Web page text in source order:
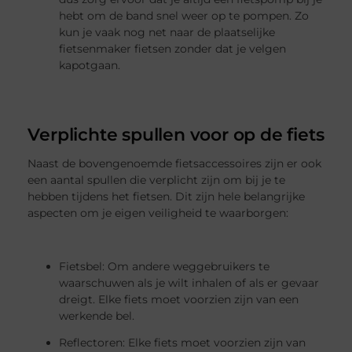
hebt om de band snel weer op te pompen. Zo
kun je vaak nog net naar de plaatselijke
fietsenmaker fietsen zonder dat je velgen
kapotgaan.
Verplichte spullen voor op de fiets
Naast de bovengenoemde fietsaccessoires zijn er ook
een aantal spullen die verplicht zijn om bij je te
hebben tijdens het fietsen. Dit zijn hele belangrijke
aspecten om je eigen veiligheid te waarborgen:
Fietsbel: Om andere weggebruikers te
waarschuwen als je wilt inhalen of als er gevaar
dreigt. Elke fiets moet voorzien zijn van een
werkende bel.
Reflectoren: Elke fiets moet voorzien zijn van